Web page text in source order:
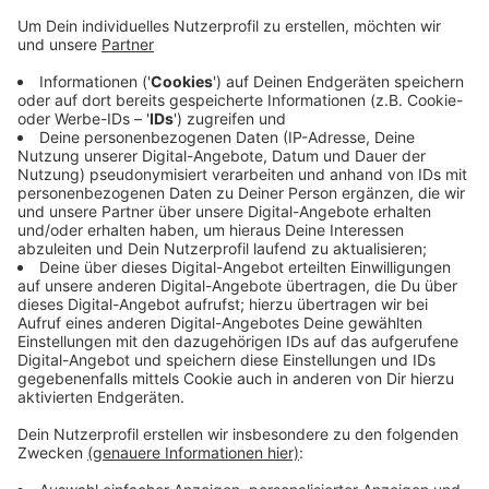
Das bietet eine sieben Kilometer lange
und besonderen Gebäuden, zum Beispiel das
Stadttheater oder die Kirche St. Peter&Paul.
Die Läufer bekommen beim Sport Informationen zu
den einzelnen Stationen aufs Ohr. Die Routen sind
Online und per App abrufbar. Es gibt auch Angebote für
Düsseldorf oder Wuppertal.
"Sight Running NRW" ist ein Projekt der
Architektenkammer NRW und dem Landessportbund.
Anzeige